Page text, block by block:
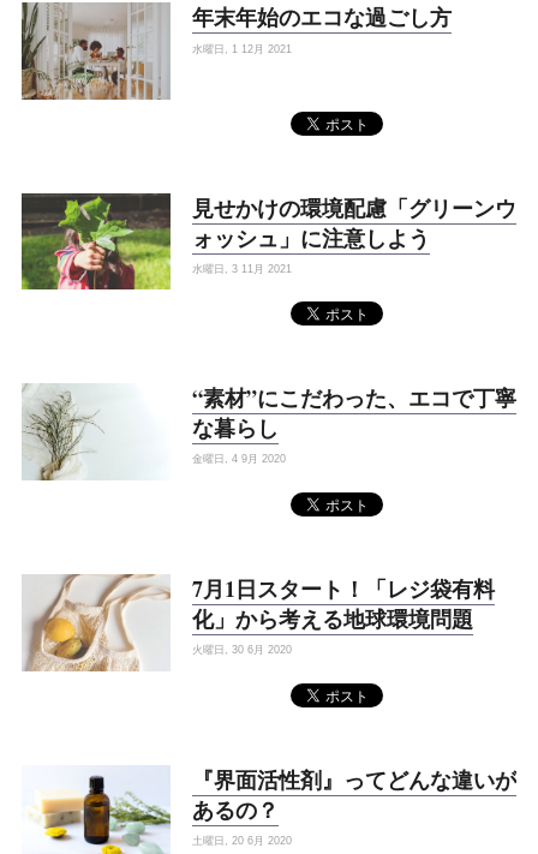
年末年始のエコな過ごし方
水曜日, 1 12月 2021
見せかけの環境配慮「グリーンウ
ォッシュ」に注意しよう
水曜日, 3 11月 2021
“素材”にこだわった、エコで丁寧
な暮らし
金曜日, 4 9月 2020
7月1日スタート！「レジ袋有料
化」から考える地球環境問題
火曜日, 30 6月 2020
『界面活性剤』ってどんな違いが
あるの？
土曜日, 20 6月 2020